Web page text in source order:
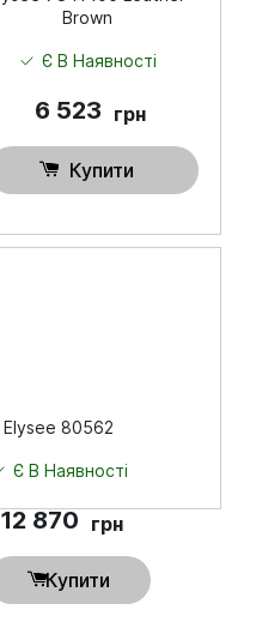
Купити
Brown
Є В Наявності
6 523 грн
Купити
Elysee 80562
Є В Наявності
12 870 грн
Купити